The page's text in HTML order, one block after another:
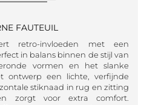
FAUTEUIL
retro-invloeden met een
in balans binnen de stijl van
vormen en het slanke
ontwerp een lichte, verfijnde
stiknaad in rug en zitting
zorgt voor extra comfort.